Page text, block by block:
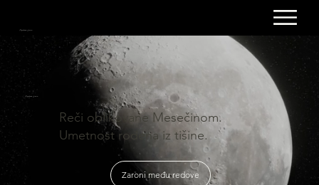
Mesečeva žena
Mesečeva žena
Reči oblikovane Mesečinom.
Umetnost rođena iz tišine.
Zaroni među redove